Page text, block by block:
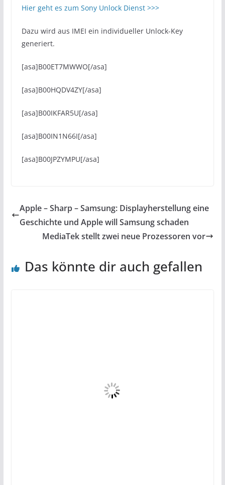
Hier geht es zum Sony Unlock Dienst >>>
Dazu wird aus IMEI ein individueller Unlock-Key
generiert.
[asa]B00ET7MWWO[/asa]
[asa]B00HQDV4ZY[/asa]
[asa]B00IKFAR5U[/asa]
[asa]B00IN1N66I[/asa]
[asa]B00JPZYMPU[/asa]
Apple – Sharp – Samsung: Displayherstellung eine
Geschichte und Apple will Samsung schaden
MediaTek stellt zwei neue Prozessoren vor
Das könnte dir auch gefallen